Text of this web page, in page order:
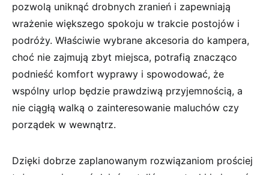
pozwolą uniknąć drobnych zranień i zapewniają
wrażenie większego spokoju w trakcie postojów i
podróży. Właściwie wybrane akcesoria do kampera,
choć nie zajmują zbyt miejsca, potrafią znacząco
podnieść komfort wyprawy i spowodować, że
wspólny urlop będzie prawdziwą przyjemnością, a
nie ciągłą walką o zainteresowanie maluchów czy
porządek w wewnątrz.
Dzięki dobrze zaplanowanym rozwiązaniom prościej